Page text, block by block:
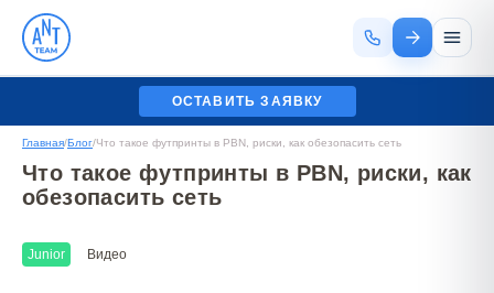
ОСТАВИТЬ ЗАЯВКУ
Главная/Блог/Что такое футпринты в PBN, риски, как обезопасить сеть
Что такое футпринты в PBN, риски, как
обезопасить сеть
Junior Видео